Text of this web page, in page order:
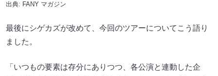
出典: FANY マガジン
最後にシゲカズが改めて、今回のツアーについてこう語り
ました。
「いつもの要素は存分にありつつ、各公演と連動した企